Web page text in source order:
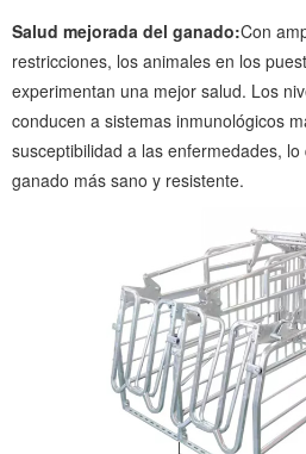
Salud mejorada del ganado:Con
restricciones, los animales en los
experimentan una mejor salud. Los
conducen a sistemas inmunológicos
susceptibilidad a las enfermedades,
ganado más sano y resistente.